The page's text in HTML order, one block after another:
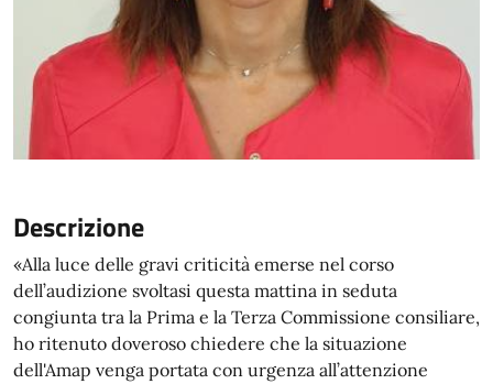
Descrizione
«Alla luce delle gravi criticità emerse nel corso
dell’audizione svoltasi questa mattina in seduta
congiunta tra la Prima e la Terza Commissione consiliare,
ho ritenuto doveroso chiedere che la situazione
dell'Amap venga portata con urgenza all’attenzione